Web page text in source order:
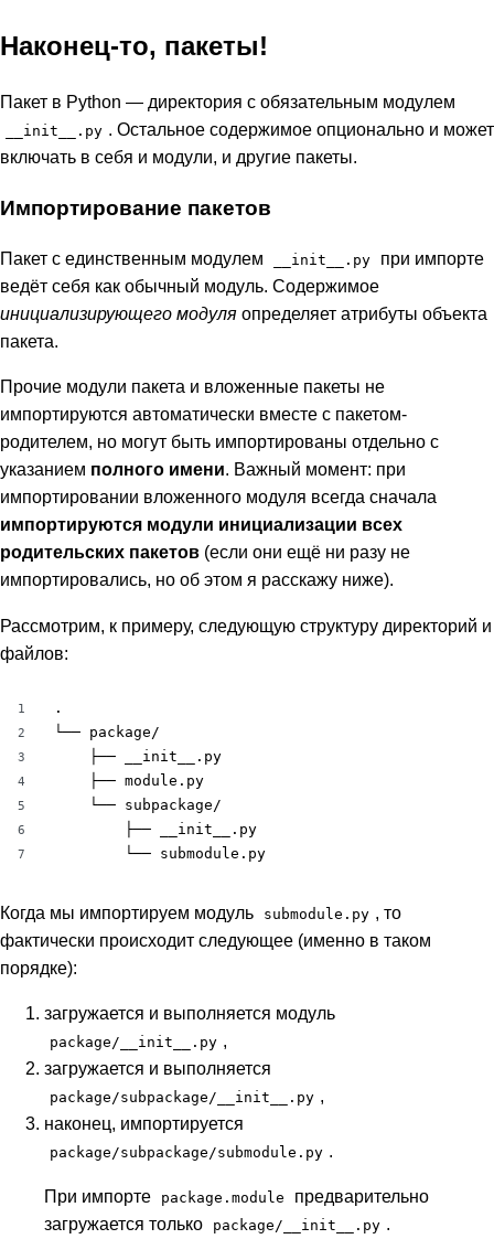
Наконец-то, пакеты!
Пакет в Python — директория с обязательным модулем
__init__.py . Остальное содержимое опционально и может
включать в себя и модули, и другие пакеты.
Импортирование пакетов
Пакет с единственным модулем __init__.py
при импорте
ведёт себя как обычный модуль. Содержимое
инициализирующего модуля определяет атрибуты объекта
пакета.
Прочие модули пакета и вложенные пакеты не
импортируются автоматически вместе с пакетом-
родителем, но могут быть импортированы отдельно с
указанием полного имени. Важный момент: при
импортировании вложенного модуля всегда сначала
импортируются модули инициализации всех
родительских пакетов (если они ещё ни разу не
импортировались, но об этом я расскажу ниже).
Рассмотрим, к примеру, следующую структуру директорий и
файлов:
1
2
3
4
5
6
7
.
└── package/
    ├── __init__.py
    ├── module.py
    └── subpackage/
        ├── __init__.py
        └── submodule.py
Когда мы импортируем модуль submodule.py , то
фактически происходит следующее (именно в таком
порядке):
загружается и выполняется модуль
package/__init__.py ,
загружается и выполняется
package/subpackage/__init__.py ,
наконец, импортируется
package/subpackage/submodule.py .
При импорте package.module
предварительно
загружается только
package/__init__.py .